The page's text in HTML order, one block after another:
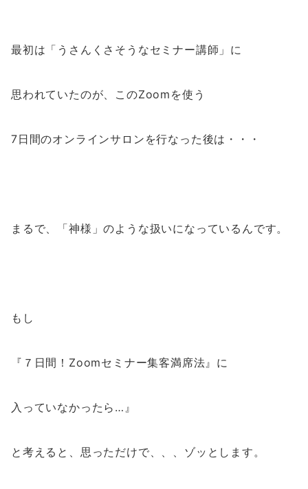
最初は「うさんくさそうなセミナー講師」に
思われていたのが、このZoomを使う
7日間のオンラインサロンを行なった後は・・・
まるで、「神様」のような扱いになっているんです。
もし
『 ７日間！Zoomセミナー集客満席法』に
入っていなかったら…』
と考えると、思っただけで、、、ゾッとします。